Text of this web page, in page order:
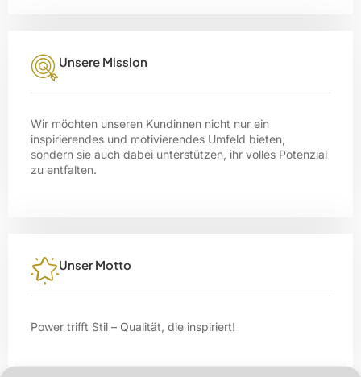
Unsere Mission
Wir möchten unseren Kundinnen nicht nur ein
inspirierendes und motivierendes Umfeld bieten,
sondern sie auch dabei unterstützen, ihr volles Potenzial
zu entfalten.
Unser Motto
Power trifft Stil – Qualität, die inspiriert!